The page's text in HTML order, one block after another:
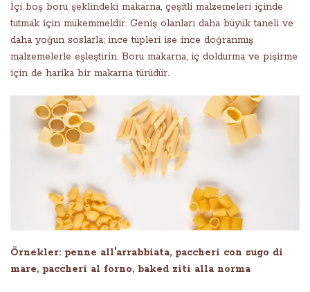
İçi boş boru şeklindeki makarna, çeşitli malzemeleri içinde
tutmak için mükemmeldir. Geniş olanları daha büyük taneli ve
daha yoğun soslarla; ince tüpleri ise ince doğranmış
malzemelerle eşleştirin. Boru makarna, iç doldurma ve pişirme
için de harika bir makarna türüdür.
Örnekler: penne all'arrabbiata, paccheri con sugo di
mare, paccheri al forno, baked ziti alla norma